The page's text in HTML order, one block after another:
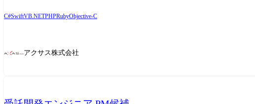
C#SwiftVB.NETPHPRubyObjective-C
アクサス株式会社